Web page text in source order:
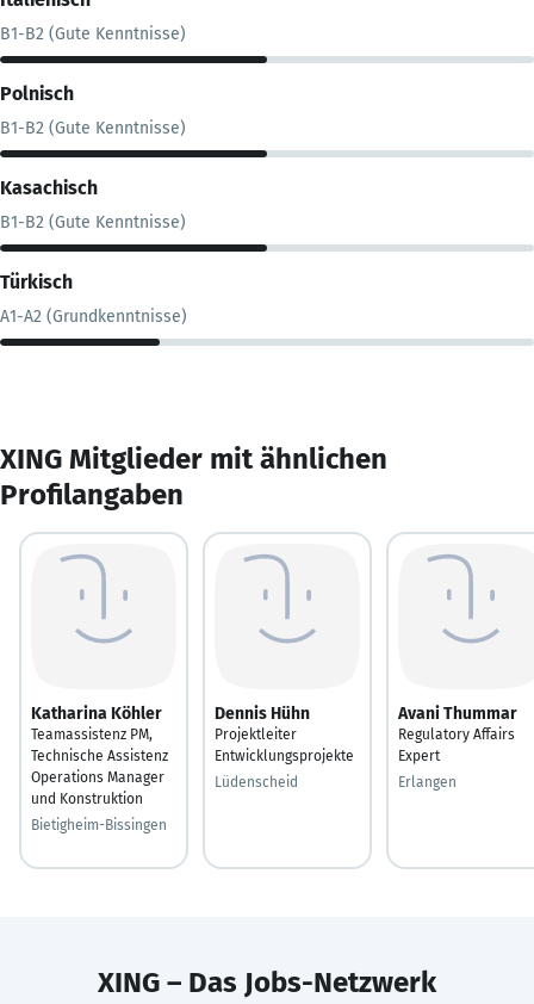
B1-B2 (Gute Kenntnisse)
Polnisch
B1-B2 (Gute Kenntnisse)
Kasachisch
B1-B2 (Gute Kenntnisse)
Türkisch
A1-A2 (Grundkenntnisse)
XING Mitglieder mit ähnlichen
Profilangaben
Katharina Köhler
Teamassistenz PM,
Technische Assistenz
Operations Manager
und Konstruktion
Bietigheim-Bissingen
Dennis Hühn
Projektleiter
Entwicklungsprojekte
Lüdenscheid
Avani Thummar
Regulatory Affairs
Expert
Erlangen
XING – Das Jobs-Netzwerk